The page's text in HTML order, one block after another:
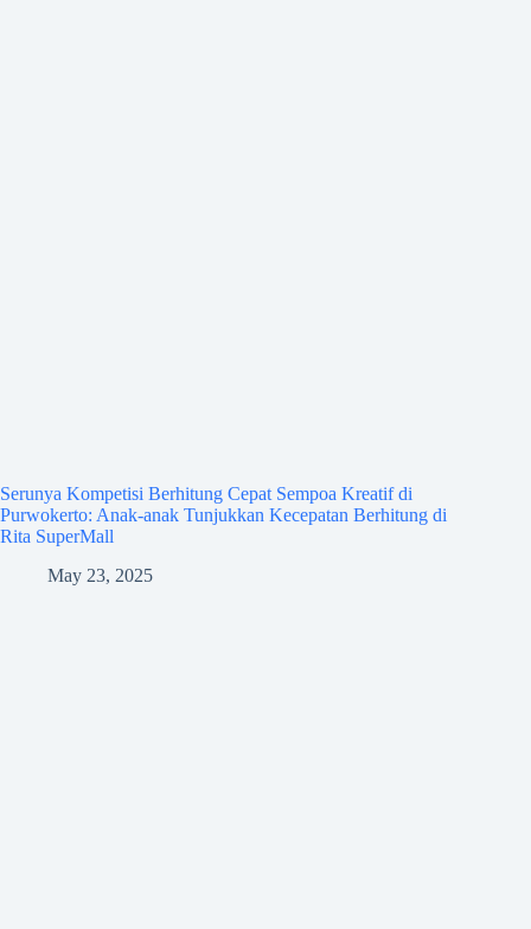
Serunya Kompetisi Berhitung Cepat Sempoa Kreatif di
Purwokerto: Anak-anak Tunjukkan Kecepatan Berhitung di
Rita SuperMall
May 23, 2025